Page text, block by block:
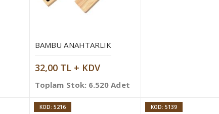
BAMBU ANAHTARLIK
32,00 TL + KDV
Toplam Stok: 6.520 Adet
KOD: 5216 KOD: 5139